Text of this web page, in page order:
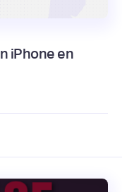
iPhone en